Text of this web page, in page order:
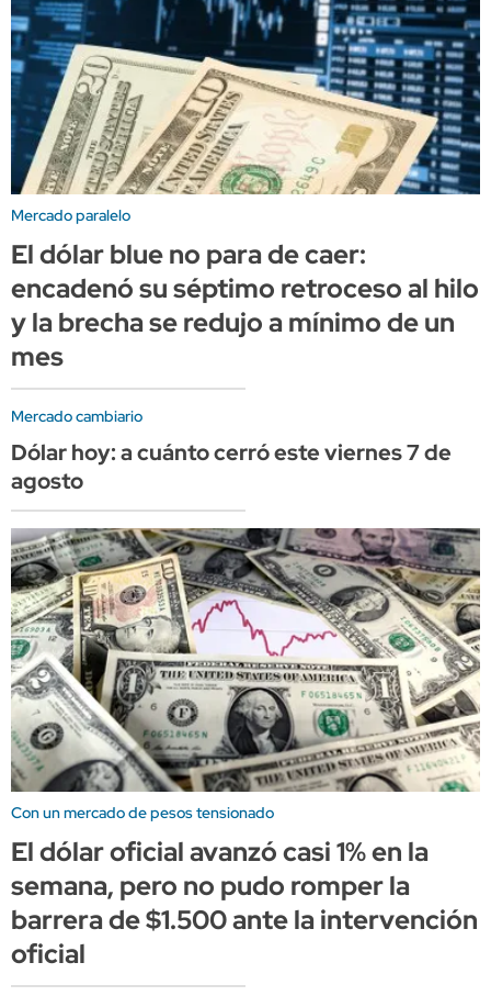
Mercado paralelo
El dólar blue no para de caer:
encadenó su séptimo retroceso al hilo
y la brecha se redujo a mínimo de un
mes
Mercado cambiario
Dólar hoy: a cuánto cerró este viernes 7 de
agosto
Con un mercado de pesos tensionado
El dólar oficial avanzó casi 1% en la
semana, pero no pudo romper la
barrera de $1.500 ante la intervención
oficial